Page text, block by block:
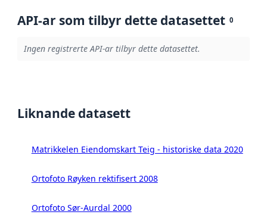
API-ar som tilbyr dette datasettet 0
Ingen registrerte API-ar tilbyr dette datasettet.
Liknande datasett
Matrikkelen Eiendomskart Teig - historiske data 2020
Ortofoto Røyken rektifisert 2008
Ortofoto Sør-Aurdal 2000